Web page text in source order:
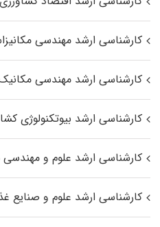
کارشناسی ارشد مهندسی
کارشناسی ارشد مهندسی
کارشناسی ارشد بیوتکنولوژی
کارشناسی ارشد علوم و مهندسی
کارشناسی ارشد علوم و صنایع